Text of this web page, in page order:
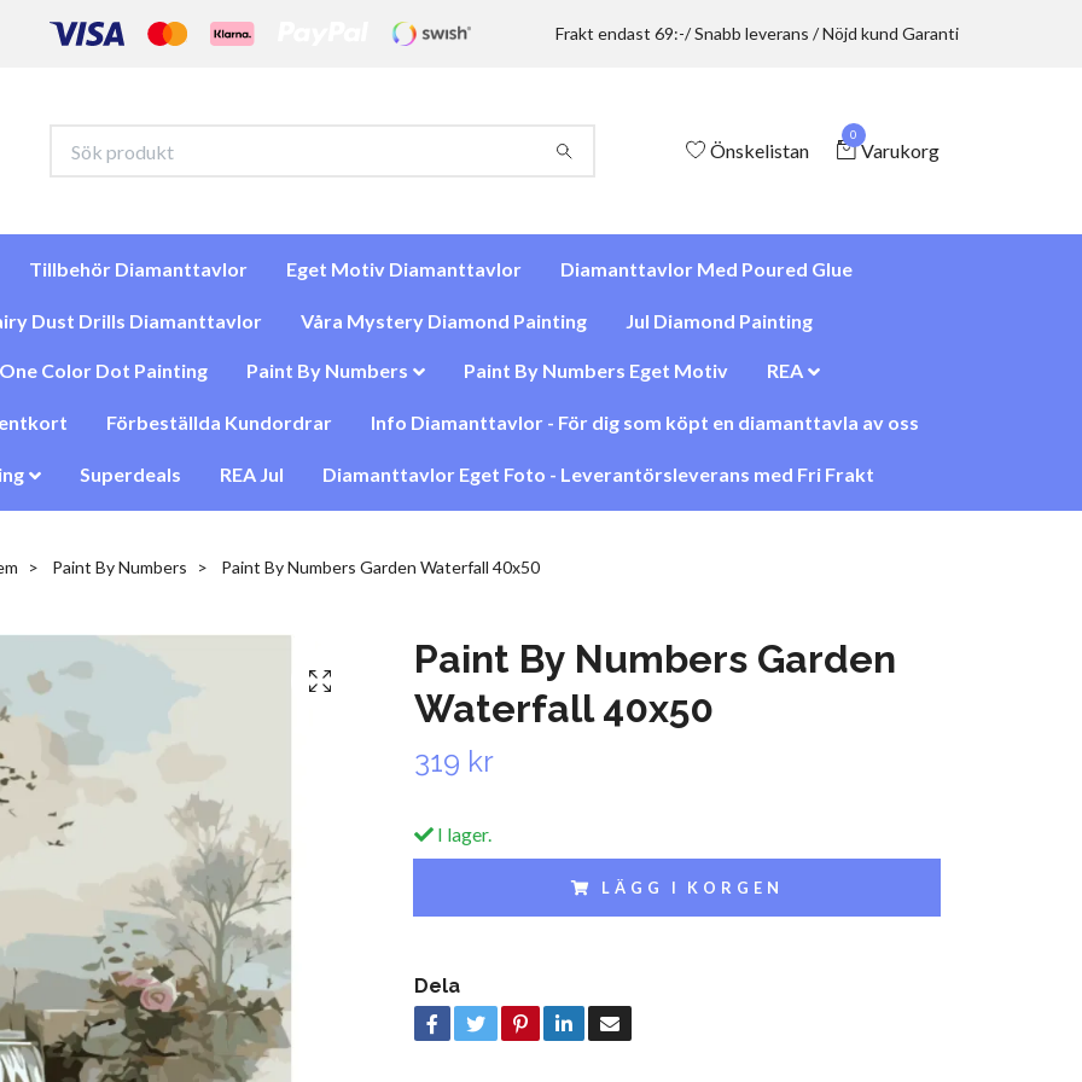
Frakt endast 69:-/ Snabb leverans / Nöjd kund Garanti
Önskelistan
0
Varukorg
Tillbehör Diamanttavlor Eget Motiv Diamanttavlor Diamanttavlor Med Poured Glue
Dust Drills Diamanttavlor Våra Mystery Diamond Painting Jul Diamond Painting
Color Dot Painting Paint By Numbers Paint By Numbers Eget Motiv REA
Förbeställda Kundordrar Info Diamanttavlor - För dig som köpt en diamanttavla av oss
Superdeals REA Jul Diamanttavlor Eget Foto - Leverantörsleverans med Fri Frakt
Paint By Numbers Paint By Numbers Garden Waterfall 40x50
Paint By Numbers Garden
Waterfall 40x50
319 kr
I lager.
LÄGG I KORGEN
Dela